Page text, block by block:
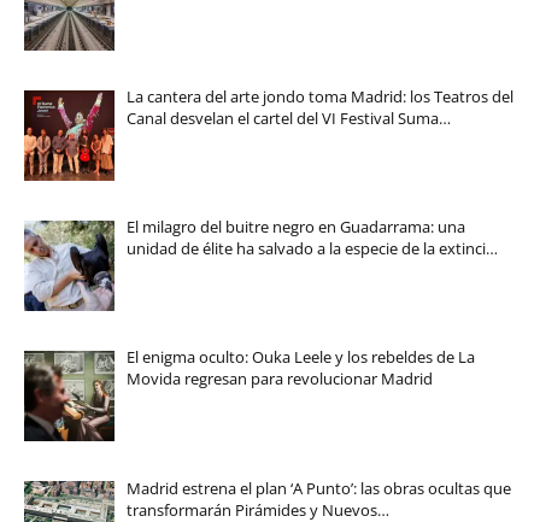
La cantera del arte jondo toma Madrid: los Teatros del
Canal desvelan el cartel del VI Festival Suma…
El milagro del buitre negro en Guadarrama: una
unidad de élite ha salvado a la especie de la extinci…
El enigma oculto: Ouka Leele y los rebeldes de La
Movida regresan para revolucionar Madrid
Madrid estrena el plan ‘A Punto’: las obras ocultas que
transformarán Pirámides y Nuevos…